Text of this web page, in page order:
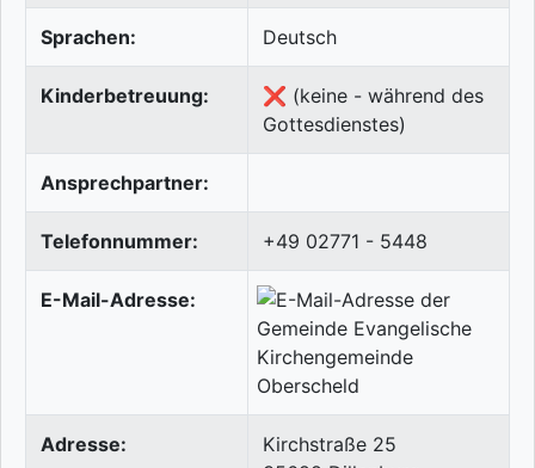
Sprachen: Deutsch
Kinderbetreuung:
❌ (keine - während des
Gottesdienstes)
Ansprechpartner:
Telefonnummer: +49 02771 - 5448
E-Mail-Adresse:
Adresse:
Kirchstraße 25